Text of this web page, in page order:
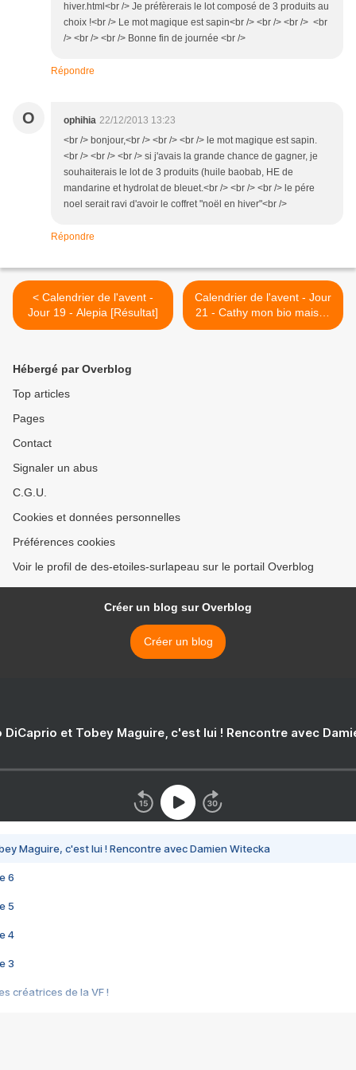
hiver.html<br /> Je préfèrerais le lot composé de 3 produits au
choix !<br /> Le mot magique est sapin<br /> <br /> <br /> <br
/> <br /> <br /> Bonne fin de journée <br />
Répondre
O ophihia 22/12/2013 13:23
<br /> bonjour,<br /> <br /> <br /> le mot magique est sapin.
<br /> <br /> <br /> si j'avais la grande chance de gagner, je
souhaiterais le lot de 3 produits (huile baobab, HE de
mandarine et hydrolat de bleuet.<br /> <br /> <br /> le pére
noel serait ravi d'avoir le coffret "noël en hiver"<br />
Répondre
< Calendrier de l'avent -
Jour 19 - Alepia [Résultat]
Calendrier de l'avent - Jour
21 - Cathy mon bio maison
[Résultat] >
Hébergé par Overblog
Top articles
Pages
Contact
Signaler un abus
C.G.U.
Cookies et données personnelles
Préférences cookies
Voir le profil de des-etoiles-surlapeau sur le portail Overblog
Créer un blog sur Overblog
Créer un blog
DiCaprio et Tobey Maguire, c'est lui ! Rencontre avec
Maguire, c'est lui ! Rencontre avec Damien Witecka
6
5
4
3
créatrices de la VF !